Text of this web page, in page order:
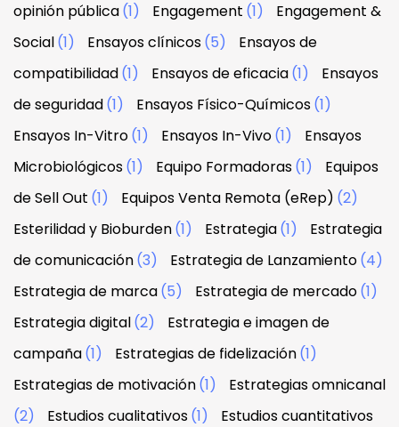
opinión pública(1) Engagement (1)
Engagement &
Social(1) Ensayos clínicos(5)
Ensayos de
compatibilidad(1) Ensayos de eficacia(1)
Ensayos
de seguridad(1) Ensayos Físico-Químicos(1)
Ensayos In-Vitro(1) Ensayos In-Vivo(1)
Ensayos
Microbiológicos(1) Equipo Formadoras(1)
Equipos
de Sell Out (1) Equipos Venta Remota (eRep) (2)
Esterilidad y Bioburden(1) Estrategia(1)
Estrategia
de comunicación(3) Estrategia de Lanzamiento(4)
Estrategia de marca(5) Estrategia de mercado(1)
Estrategia digital(2)
Estrategia e imagen de
campaña(1) Estrategias de fidelización(1)
Estrategias de motivación(1)
Estrategias omnicanal
(2)
Estudios cualitativos(1)
Estudios cuantitativos